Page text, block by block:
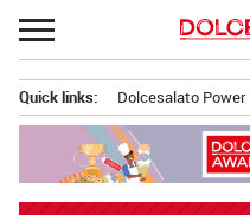
Passa
al
principale
Quick links: Dolcesalato Power